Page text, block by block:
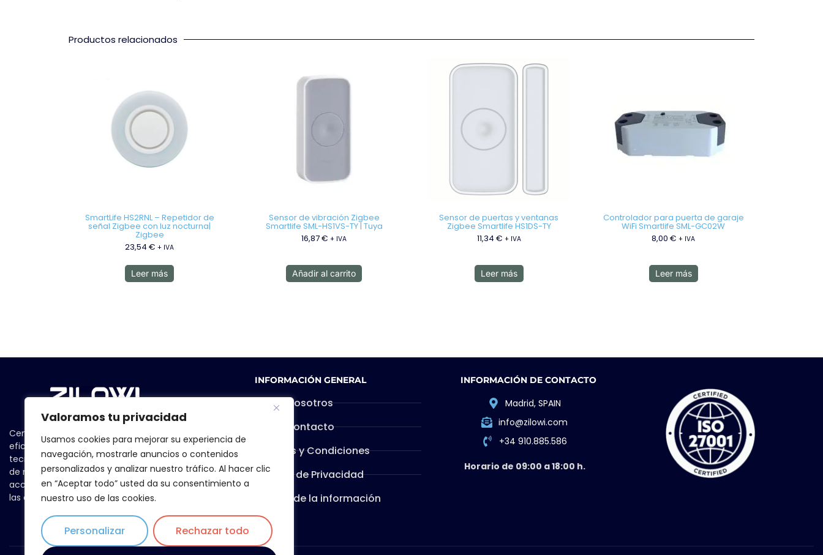
Valoramos tu privacidad
Usamos cookies para mejorar su experiencia de
navegación, mostrarle anuncios o contenidos
personalizados y analizar nuestro tráfico. Al hacer clic
en “Aceptar todo” usted da su consentimiento a
nuestro uso de las cookies.
Personalizar Rechazar todo
Productos relacionados
SmartLife HS2RNL – Repetidor de
señal Zigbee con luz nocturna|
Zigbee
23,54€ + IVA
Leer más
Sensor de vibración Zigbee
Smartlife SML-HS1VS-TY | Tuya
16,87€ + IVA
Añadir al carrito
Sensor de puertas y ventanas
Zigbee Smartlife HS1DS-TY
11,34 € + IVA
Leer más
Controlador para puerta de garaje
WiFi Smartlife SML-GC02W
8,00€ + IVA
Leer más
Centrándonos en la seguridad y la
eficiencia, seleccionamos las
tecnologías más avanzadas y, a través
de nuestra red de partners, las accesos
accesibles y asequibles a las personas,
las empresas y las instituciones.
INFORMACIÓN GENERAL
Nosotros
Contacto
Términos y Condiciones
Política de Privacidad
Seguridad de la información
INFORMACIÓN DE CONTACTO
Madrid, SPAIN
info@zilowi.com
+34 910.885.586
Horario de 09:00 a 18:00 h.